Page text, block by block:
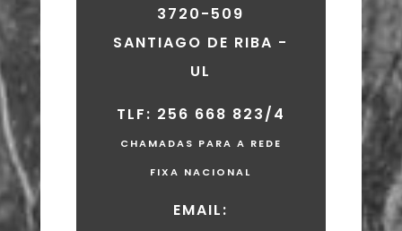
3720-509
SANTIAGO DE RIBA -
UL
TLF: 256 668 823/4
CHAMADAS PARA A REDE
FIXA NACIONAL
EMAIL: